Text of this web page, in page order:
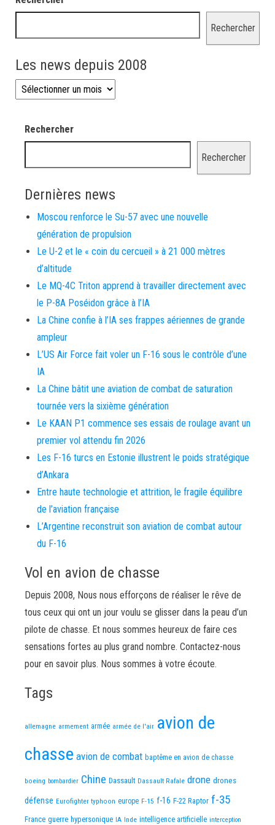
Rechercher
Les news depuis 2008
Les news depuis 2008
Rechercher
Rechercher
Dernières news
Moscou renforce le Su-57 avec une nouvelle
génération de propulsion
Le U-2 et le « coin du cercueil » à 21 000 mètres
d’altitude
Le MQ-4C Triton apprend à travailler directement avec
le P-8A Poséidon grâce à l’IA
La Chine confie à l’IA ses frappes aériennes de grande
ampleur
L’US Air Force fait voler un F-16 sous le contrôle d’une
IA
La Chine bâtit une aviation de combat de saturation
tournée vers la sixième génération
Le KAAN P1 commence ses essais de roulage avant un
premier vol attendu fin 2026
Les F-16 turcs en Estonie illustrent le poids stratégique
d’Ankara
Entre haute technologie et attrition, le fragile équilibre
de l’aviation française
L’Argentine reconstruit son aviation de combat autour
du F-16
Vol en avion de chasse
Depuis 2008, Nous nous efforçons de réaliser le rêve de
tous ceux qui ont un jour voulu se glisser dans la peau d’un
pilote de chasse. Et nous sommes heureux de faire ces
sensations fortes au plus grand nombre. Contactez-nous
pour en savoir plus. Nous sommes à votre écoute.
Tags
allemagne armement armée armée de l'air avion de
chasse avion de combat baptême en avion de chasse
boeing bombardier Chine Dassault Dassault Rafale drone drones
défense Eurofighter typhoon europe F-15 f-16 F-22 Raptor f-35
France guerre hypersonique IA Inde intelligence artificielle interception